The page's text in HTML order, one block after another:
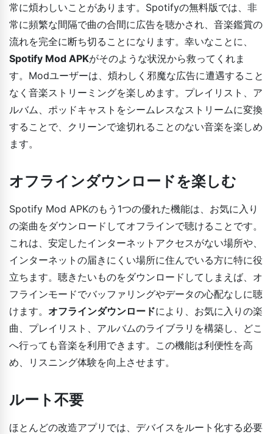
常に煩わしいことがあります。Spotifyの無料版では、非
常に頻繁な間隔で曲の合間に広告を聴かされ、音楽鑑賞の
流れを完全に断ち切ることになります。幸いなことに、
Spotify Mod APKがそのような状況から救ってくれま
す。Modユーザーは、煩わしく邪魔な広告に遭遇すること
なく音楽ストリーミングを楽しめます。プレイリスト、ア
ルバム、ポッドキャストをシームレスなストリームに変換
することで、クリーンで途切れることのない音楽を楽しめ
ます。
オフラインダウンロードを楽しむ
Spotify Mod APKのもう1つの優れた機能は、お気に入り
の楽曲をダウンロードしてオフラインで聴けることです。
これは、安定したインターネットアクセスがない場所や、
インターネットの届きにくい場所に住んでいる方に特に役
立ちます。聴きたいものをダウンロードしてしまえば、オ
フラインモードでバッファリングやデータの心配なしに聴
けます。 オフラインダウンロードにより、お気に入りの楽
曲、プレイリスト、アルバムのライブラリを構築し、どこ
へ行っても音楽を利用できます。この機能は利便性を高
め、リスニング体験を向上させます。
ルート不要
ほとんどの改造アプリでは、デバイスをルート化する必要